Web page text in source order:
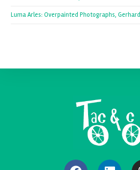
Luma Arles: Overpainted Photographs,